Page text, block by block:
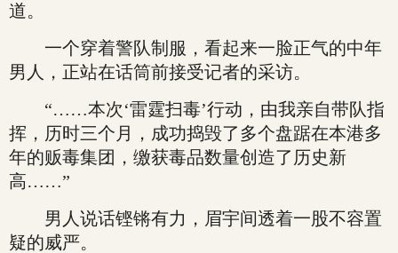
道。
一个穿着警队制服，看起来一脸正气的中年
男人，正站在话筒前接受记者的采访。
“……本次‘雷霆扫毒’行动，由我亲自带队指
挥，历时三个月，成功捣毁了多个盘踞在本港多
年的贩毒集团，缴获毒品数量创造了历史新
高……”
男人说话铿锵有力，眉宇间透着一股不容置
疑的威严。